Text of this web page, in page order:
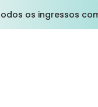
os ingressos